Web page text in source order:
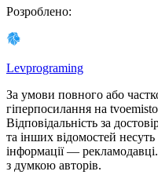
Розроблено:
Levprograming
За умови повного або
гіперпосилання на
Відповідальність за
та інших відомостей
інформації —
з думкою авторiв.